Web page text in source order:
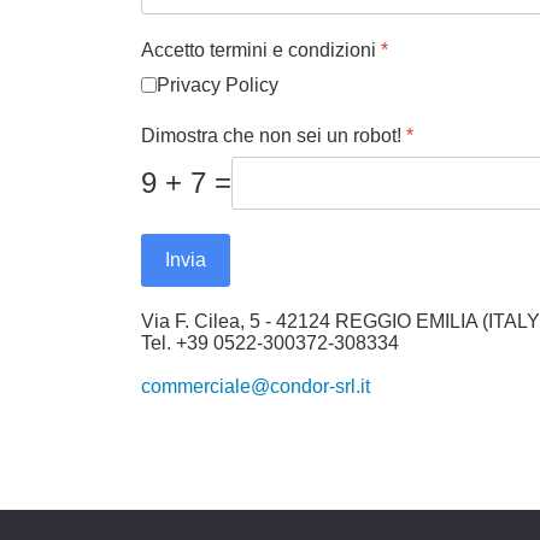
Accetto termini e condizioni *
Privacy Policy
Dimostra che non sei un robot! *
9 + 7 =
Invia
Via F. Cilea, 5 - 42124 REGGIO EMILIA
Tel. +39 0522-300372-308334
commerciale@condor-srl.it